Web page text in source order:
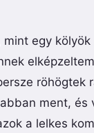
mint egy kölyök
röhögtek
ment, és
a lelkes